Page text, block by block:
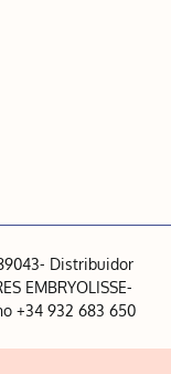
Distribuidor
EMBRYOLISSE-
+34 932 683 650